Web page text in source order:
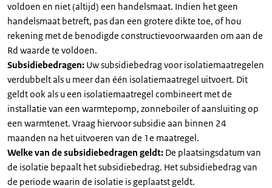
voldoen en niet (altijd) een handelsmaat. Indien het geen
handelsmaat betreft, pas dan een grotere dikte toe, of hou
rekening met de benodigde constructievoorwaarden om aan de
Rd waarde te voldoen.
Subsidiebedragen: Uw subsidiebedrag voor isolatiemaatregelen
verdubbelt als u meer dan één isolatiemaatregel uitvoert. Dit
geldt ook als u een isolatiemaatregel combineert met de
installatie van een warmtepomp, zonneboiler of aansluiting op
een warmtenet. Vraag hiervoor subsidie aan binnen 24
maanden na het uitvoeren van de 1e maatregel.
Welke van de subsidiebedragen geldt: De plaatsingsdatum van
de isolatie bepaalt het subsidiebedrag. Het subsidiebedrag van
de periode waarin de isolatie is geplaatst geldt.